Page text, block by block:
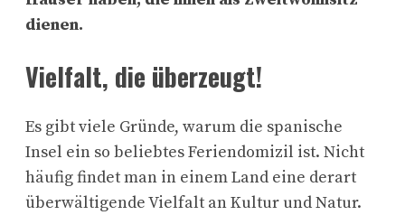
dienen.
Vielfalt, die überzeugt!
Es gibt viele Gründe, warum die spanische
Insel ein so beliebtes Feriendomizil ist. Nicht
häufig findet man in einem Land eine derart
überwältigende Vielfalt an Kultur und Natur.